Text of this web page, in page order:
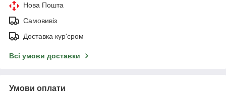
Нова Пошта
Самовивіз
Доставка кур'єром
Всі умови доставки
Умови оплати